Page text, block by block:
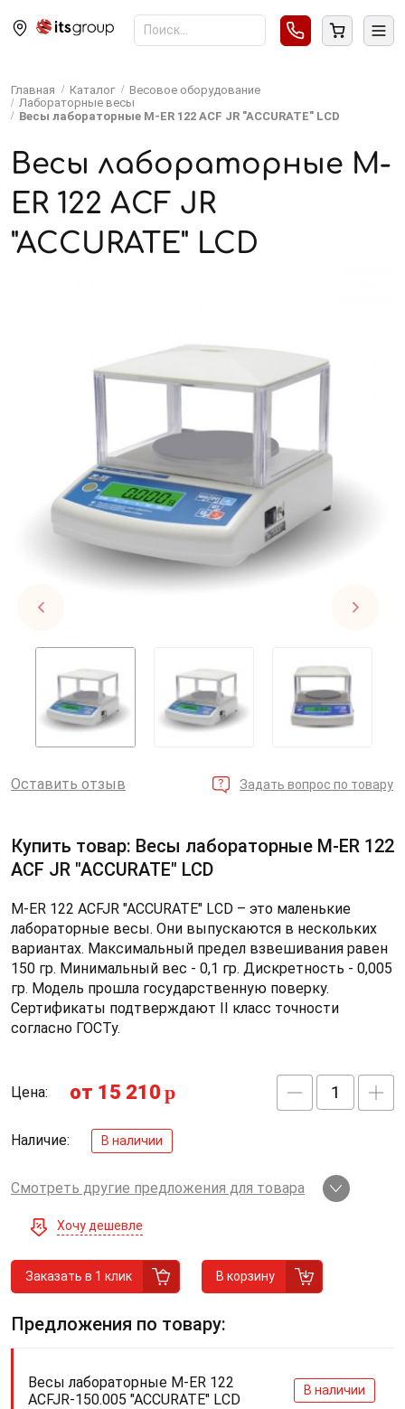
Главная Каталог
Весовое оборудование
Лабораторные весы
Весы лабораторные M-ER 122 АCF JR "ACCURATE" LCD
Весы лабораторные M-
ER 122 АCF JR
"ACCURATE" LCD
Оставить отзыв Задать вопрос по товару
Купить товар: Весы лабораторные M-ER 122
АCF JR "ACCURATE" LCD
M-ER 122 АCFJR "ACCURATE" LСD – это маленькие
лабораторные весы. Они выпускаются в нескольких
вариантах. Максимальный предел взвешивания равен
150 гр. Минимальный вес - 0,1 гр. Дискретность - 0,005
гр. Модель прошла государственную поверку.
Сертификаты подтверждают II класс точности
согласно ГОСТу.
Цена: от 15 210 p
Наличие: В наличии
Смотреть другие предложения для товара
Хочу дешевле
Заказать в 1 клик В корзину
Предложения по товару:
Весы лабораторные M-ER 122
АCFJR-150.005 "ACCURATE" LСD
В наличии